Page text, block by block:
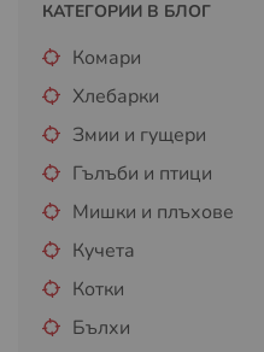
КАТЕГОРИИ В БЛОГ
Комари
Хлебарки
Змии и гущери
Гълъби и птици
Мишки и плъхове
Кучета
Котки
Бълхи